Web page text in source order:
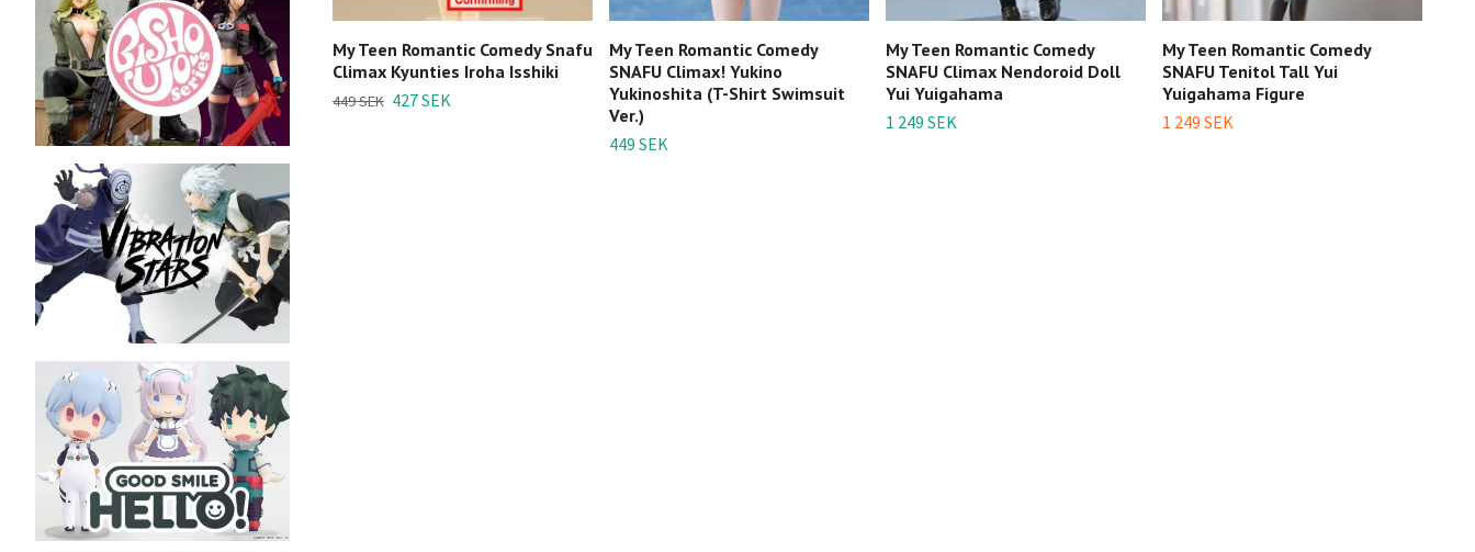
My Teen Romantic Comedy Snafu
Climax Kyunties Iroha Isshiki
449 SEK 427 SEK
My Teen Romantic Comedy
SNAFU Climax! Yukino
Yukinoshita (T-Shirt Swimsuit
Ver.)
449 SEK
My Teen Romantic Comedy
SNAFU Climax Nendoroid Doll
Yui Yuigahama
1 249 SEK
My Teen Romantic Comedy
SNAFU Tenitol Tall Yui
Yuigahama Figure
1 249 SEK